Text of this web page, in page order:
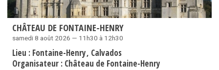
CHÂTEAU DE FONTAINE-HENRY
samedi 8 août 2026 — 11h30 à 12h30
Lieu : Fontaine-Henry Calvados
Organisateur : Château de Fontaine-Henry